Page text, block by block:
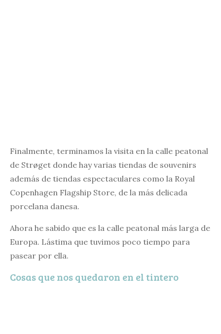
Finalmente, terminamos la visita en la calle peatonal
de Strøget donde hay varias tiendas de souvenirs
además de tiendas espectaculares como la Royal
Copenhagen Flagship Store, de la más delicada
porcelana danesa.
Ahora he sabido que es la calle peatonal más larga de
Europa. Lástima que tuvimos poco tiempo para
pasear por ella.
Cosas que nos quedaron en el tintero